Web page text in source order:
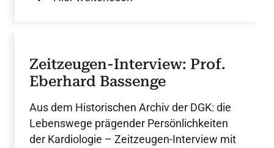
Zeitzeugen-Interview: Prof.
Eberhard Bassenge
Aus dem Historischen Archiv der DGK: die
Lebenswege prägender Persönlichkeiten
der Kardiologie – Zeitzeugen-Interview mit